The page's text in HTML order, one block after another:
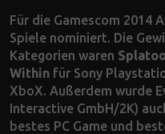
Für die Gamescom 2014
Spiele nominiert. Die
Kategorien waren
Within für Sony
XboX. Außerdem wurde
Interactive GmbH/2K)
bestes PC Game und